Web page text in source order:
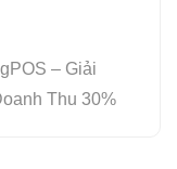
– Giải
Thu 30%